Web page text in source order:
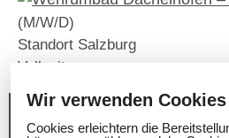
(M/W/D)
Standort Salzburg
Vollzeit
Cookies erleichtern die
Dienste. Sie können
Wir verwenden Cookies
Cookies erleichtern die